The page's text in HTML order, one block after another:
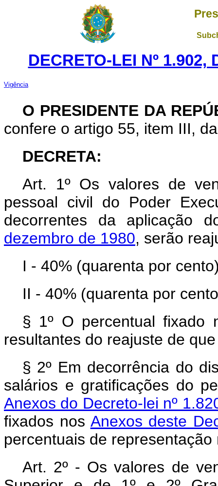
DECRETO-LEI Nº 1.902,
Vigência
O PRESIDENTE DA
confere o artigo 55, item III,
DECRETA:
Art. 1º Os valores de
pessoal civil do Poder
decorrentes da aplicação
dezembro de 1980, serão
I - 40% (quarenta por
II - 40% (quarenta por
§ 1º O percentual fixado
resultantes do reajuste de
§ 2º Em decorrência do
salários e gratificações do
Anexos do Decreto-lei nº
fixados nos Anexos deste
percentuais de
Art. 2º - Os valores de